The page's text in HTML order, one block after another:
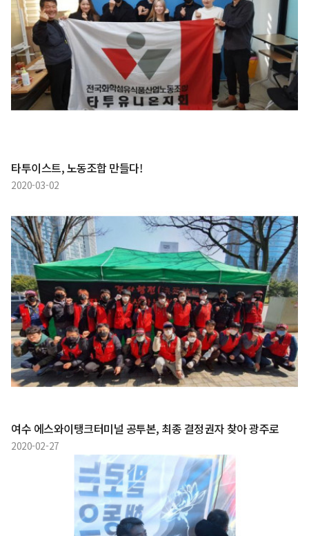
타투이스트, 노동조합 만들다!
2020-03-02
여수 에스와이탱크터미널 공투본, 최종 결정권자 찾아 광주로
2020-02-27